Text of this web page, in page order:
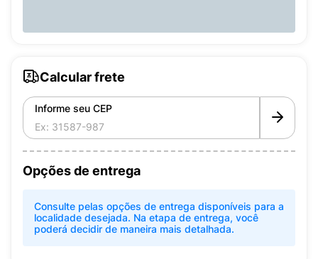
Calcular frete
Informe seu CEP
Opções de entrega
Consulte pelas opções de entrega disponíveis para a
localidade desejada. Na etapa de entrega, você
poderá decidir de maneira mais detalhada.